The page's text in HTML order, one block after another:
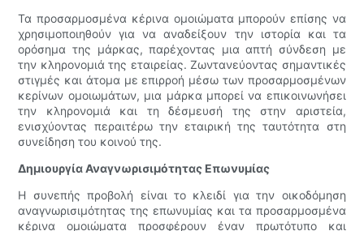
Τα προσαρμοσμένα κέρινα ομοιώματα μπορούν επίσης να
χρησιμοποιηθούν για να αναδείξουν την ιστορία και τα
ορόσημα της μάρκας, παρέχοντας μια απτή σύνδεση με
την κληρονομιά της εταιρείας. Ζωντανεύοντας σημαντικές
στιγμές και άτομα με επιρροή μέσω των προσαρμοσμένων
κερίνων ομοιωμάτων, μια μάρκα μπορεί να επικοινωνήσει
την κληρονομιά και τη δέσμευσή της στην αριστεία,
ενισχύοντας περαιτέρω την εταιρική της ταυτότητα στη
συνείδηση ​​του κοινού της.
Δημιουργία Αναγνωρισιμότητας Επωνυμίας
Η συνεπής προβολή είναι το κλειδί για την οικοδόμηση
αναγνωρισιμότητας της επωνυμίας και τα προσαρμοσμένα
κέρινα ομοιώματα προσφέρουν έναν πρωτότυπο και